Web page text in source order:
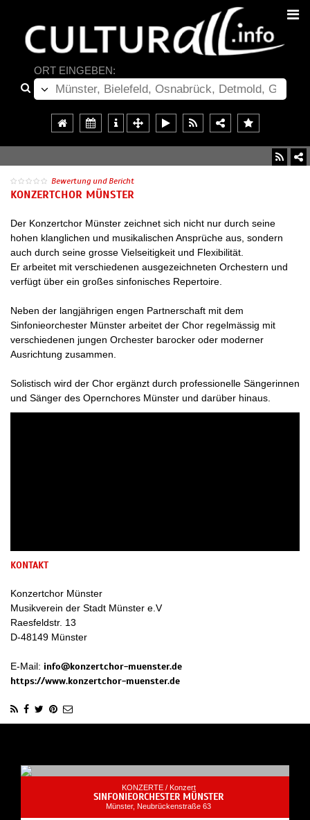
ORT EINGEBEN:
Bewertung und Bericht
KONZERTCHOR MÜNSTER
Der Konzertchor Münster zeichnet sich nicht nur durch seine
hohen klanglichen und musikalischen Ansprüche aus, sondern
auch durch seine grosse Vielseitigkeit und Flexibilität.
Er arbeitet mit verschiedenen ausgezeichneten Orchestern und
verfügt über ein großes sinfonisches Repertoire.
Neben der langjährigen engen Partnerschaft mit dem
Sinfonieorchester Münster arbeitet der Chor regelmässig mit
verschiedenen jungen Orchester barocker oder moderner
Ausrichtung zusammen.
Solistisch wird der Chor ergänzt durch professionelle Sängerinnen
und Sänger des Opernchores Münster und darüber hinaus.
KONTAKT
Konzertchor Münster
Musikverein der Stadt Münster e.V
Raesfeldstr. 13
D-48149 Münster
E-Mail: info@konzertchor-muenster.de
https://www.konzertchor-muenster.de
KONZERTE / Konzert
SINFONIEORCHESTER MÜNSTER
Münster, Neubrückenstraße 63